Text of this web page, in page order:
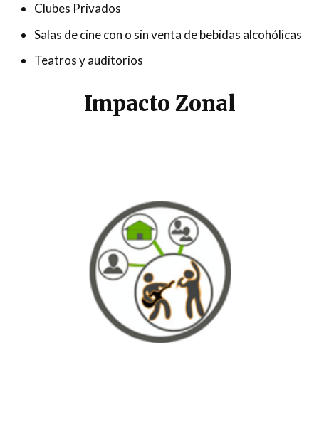
Clubes Privados
Salas de cine con o sin venta de bebidas alcohólicas
Teatros y auditorios
Impacto Zonal